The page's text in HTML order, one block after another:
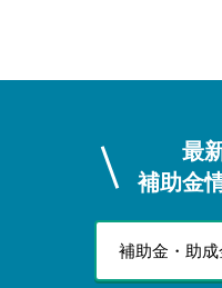
最
補助金
補助金・助